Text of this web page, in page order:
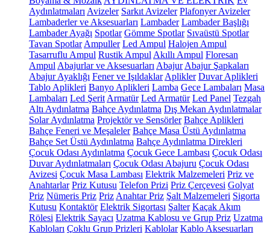
Aydınlatmaları Avizeler Sarkıt Avizeler Plafonyer Avizeler
Lambaderler ve Aksesuarları Lambader Lambader Başlığı
Lambader Ayağı Spotlar Gömme Spotlar Sıvaüstü Spotlar
Tavan Spotlar Ampuller Led Ampul Halojen Ampul
Tasarruflu Ampul Rustik Ampul Akıllı Ampul Floresan
Ampul Abajurlar ve Aksesuarları Abajur Abajur Şapkaları
Abajur Ayaklığı Fener ve Işıldaklar Aplikler Duvar Aplikleri
Tablo Aplikleri Banyo Aplikleri Lamba Gece Lambaları Masa
Lambaları Led Şerit Armatür Led Armatür Led Panel Tezgah
Altı Aydınlatma Bahçe Aydınlatma Dış Mekan Aydınlatmalar
Solar Aydınlatma Projektör ve Sensörler Bahçe Aplikleri
Bahçe Feneri ve Meşaleler Bahçe Masa Üstü Aydınlatma
Bahçe Set Üstü Aydınlatma Bahçe Aydınlatma Direkleri
Çocuk Odası Aydınlatma Çocuk Gece Lambası Çocuk Odası
Duvar Aydınlatmaları Çocuk Odası Abajuru Çocuk Odası
Avizesi Çocuk Masa Lambası Elektrik Malzemeleri Priz ve
Anahtarlar Priz Kutusu Telefon Prizi Priz Çerçevesi Golyat
Priz Nümeris Priz Priz Anahtar Priz Şalt Malzemeleri Sigorta
Kutusu Kontaktör Elektrik Sigortası Şalter Kaçak Akım
Rölesi Elektrik Sayacı Uzatma Kablosu ve Grup Priz Uzatma
Kabloları Çoklu Grup Prizleri Kablolar Kablo Aksesuarları